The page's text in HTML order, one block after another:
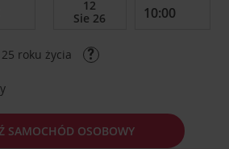
roku życia
SAMOCHÓD OSOBOWY